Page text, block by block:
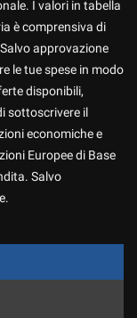
I valori in tabella
è comprensiva di
approvazione
le tue spese in modo
disponibili,
sottoscrivere il
economiche e
Europee di Base
Salvo